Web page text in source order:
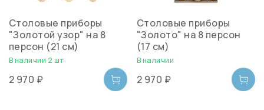
Столовые приборы
"Золотой узор" на 8
персон (21 см)
В наличии 2 шт
2 970 ₽
Столовые приборы
"Золото" на 8 персон
(17 см)
В наличии
2 970 ₽